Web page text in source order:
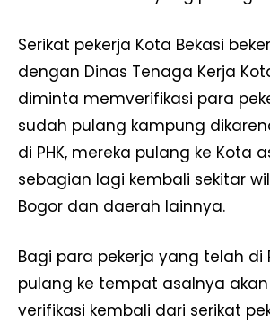
Serikat pekerja Kota Bekasi
dengan Dinas Tenaga Kerja
diminta memverifikasi para
sudah pulang kampung
di PHK, mereka pulang ke Kota
sebagian lagi kembali sekitar
Bogor dan daerah lainnya.
Bagi para pekerja yang telah di
pulang ke tempat asalnya
verifikasi kembali dari serikat